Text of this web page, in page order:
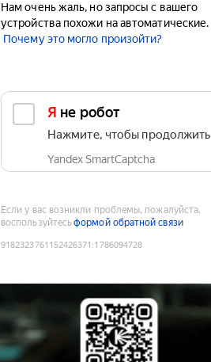
Нам очень жаль, но запросы с вашего
устройства похожи на автоматические.
Почему это могло произойти?
Я не робот
Нажмите, чтобы продолжить
Yandex SmartCaptcha
Если у вас возникли проблемы, пожалуйста,
воспользуйтесьформой обратной связи
9182323761152426371 :1786094728